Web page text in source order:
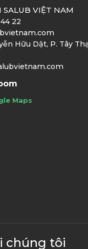
SALUB VIỆT NAM
22
Hữu Dật, P. Tây
Maps
chúng tôi